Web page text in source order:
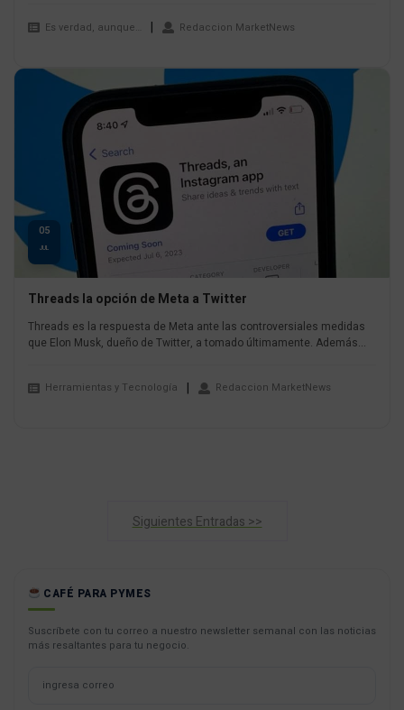
Es verdad, aunque… Redaccion MarketNews
05
JUL
Threads la opción de Meta a Twitter
Threads es la respuesta de Meta ante las controversiales medidas
que Elon Musk, dueño de Twitter, a tomado últimamente. Además...
Herramientas y Tecnología Redaccion MarketNews
Siguientes Entradas >>
CAFÉ PARA PYMES
Suscríbete con tu correo a nuestro newsletter semanal con las noticias
más resaltantes para tu negocio.